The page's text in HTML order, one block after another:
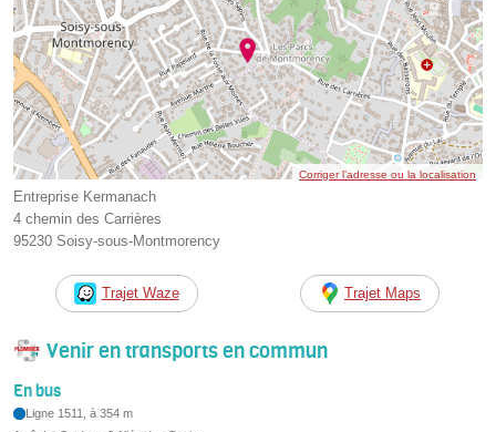
Corriger l’adresse ou la localisation
Entreprise Kermanach
4 chemin des Carrières
95230 Soisy-sous-Montmorency
Trajet Waze Trajet Maps
Venir en transports en commun
En bus
Ligne 1511, à 354 m